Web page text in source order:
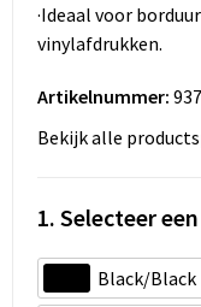
Gereedschap
Koffers en Trolleys
Sporttassen
Schoenentassen
Accessoires voor
·Ideaal voor
vinylafdrukken.
Artikelnummer:
Bekijk alle
1. Selecteer
Black/Black